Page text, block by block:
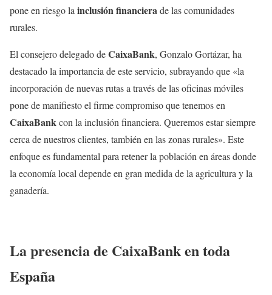
pone en riesgo la inclusión financierade las comunidades
rurales.
El consejero delegado deCaixaBank, Gonzalo Gortázar, ha
destacado la importancia de este servicio, subrayando que «la
incorporación de nuevas rutas a través de las oficinas móviles
pone de manifiesto el firme compromiso que tenemos en
CaixaBankcon la inclusión financiera. Queremos estar siempre
cerca de nuestros clientes, también en las zonas rurales». Este
enfoque es fundamental para retener la población en áreas donde
la economía local depende en gran medida de la agricultura y la
ganadería.
La presencia de CaixaBank en toda
España